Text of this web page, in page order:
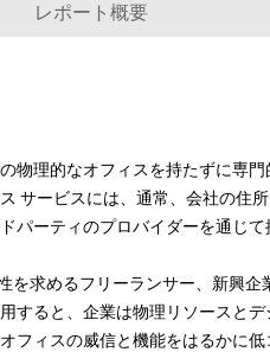
レポート概要
物理的なオフィスを持たずに専
サービスには、通常、会社の住
パーティのプロバイダーを通じ
を求めるフリーランサー、新興
すると、企業は物理リソースと
フィスの威信と機能をはるかに低